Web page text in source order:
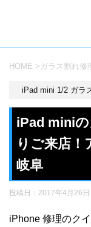
HOME > ガラス割れ修
iPad mini 1/2 ガラ
iPad miniの
りご来店！
岐阜
投稿日： 2017年4月26日
iPhone 修理のク